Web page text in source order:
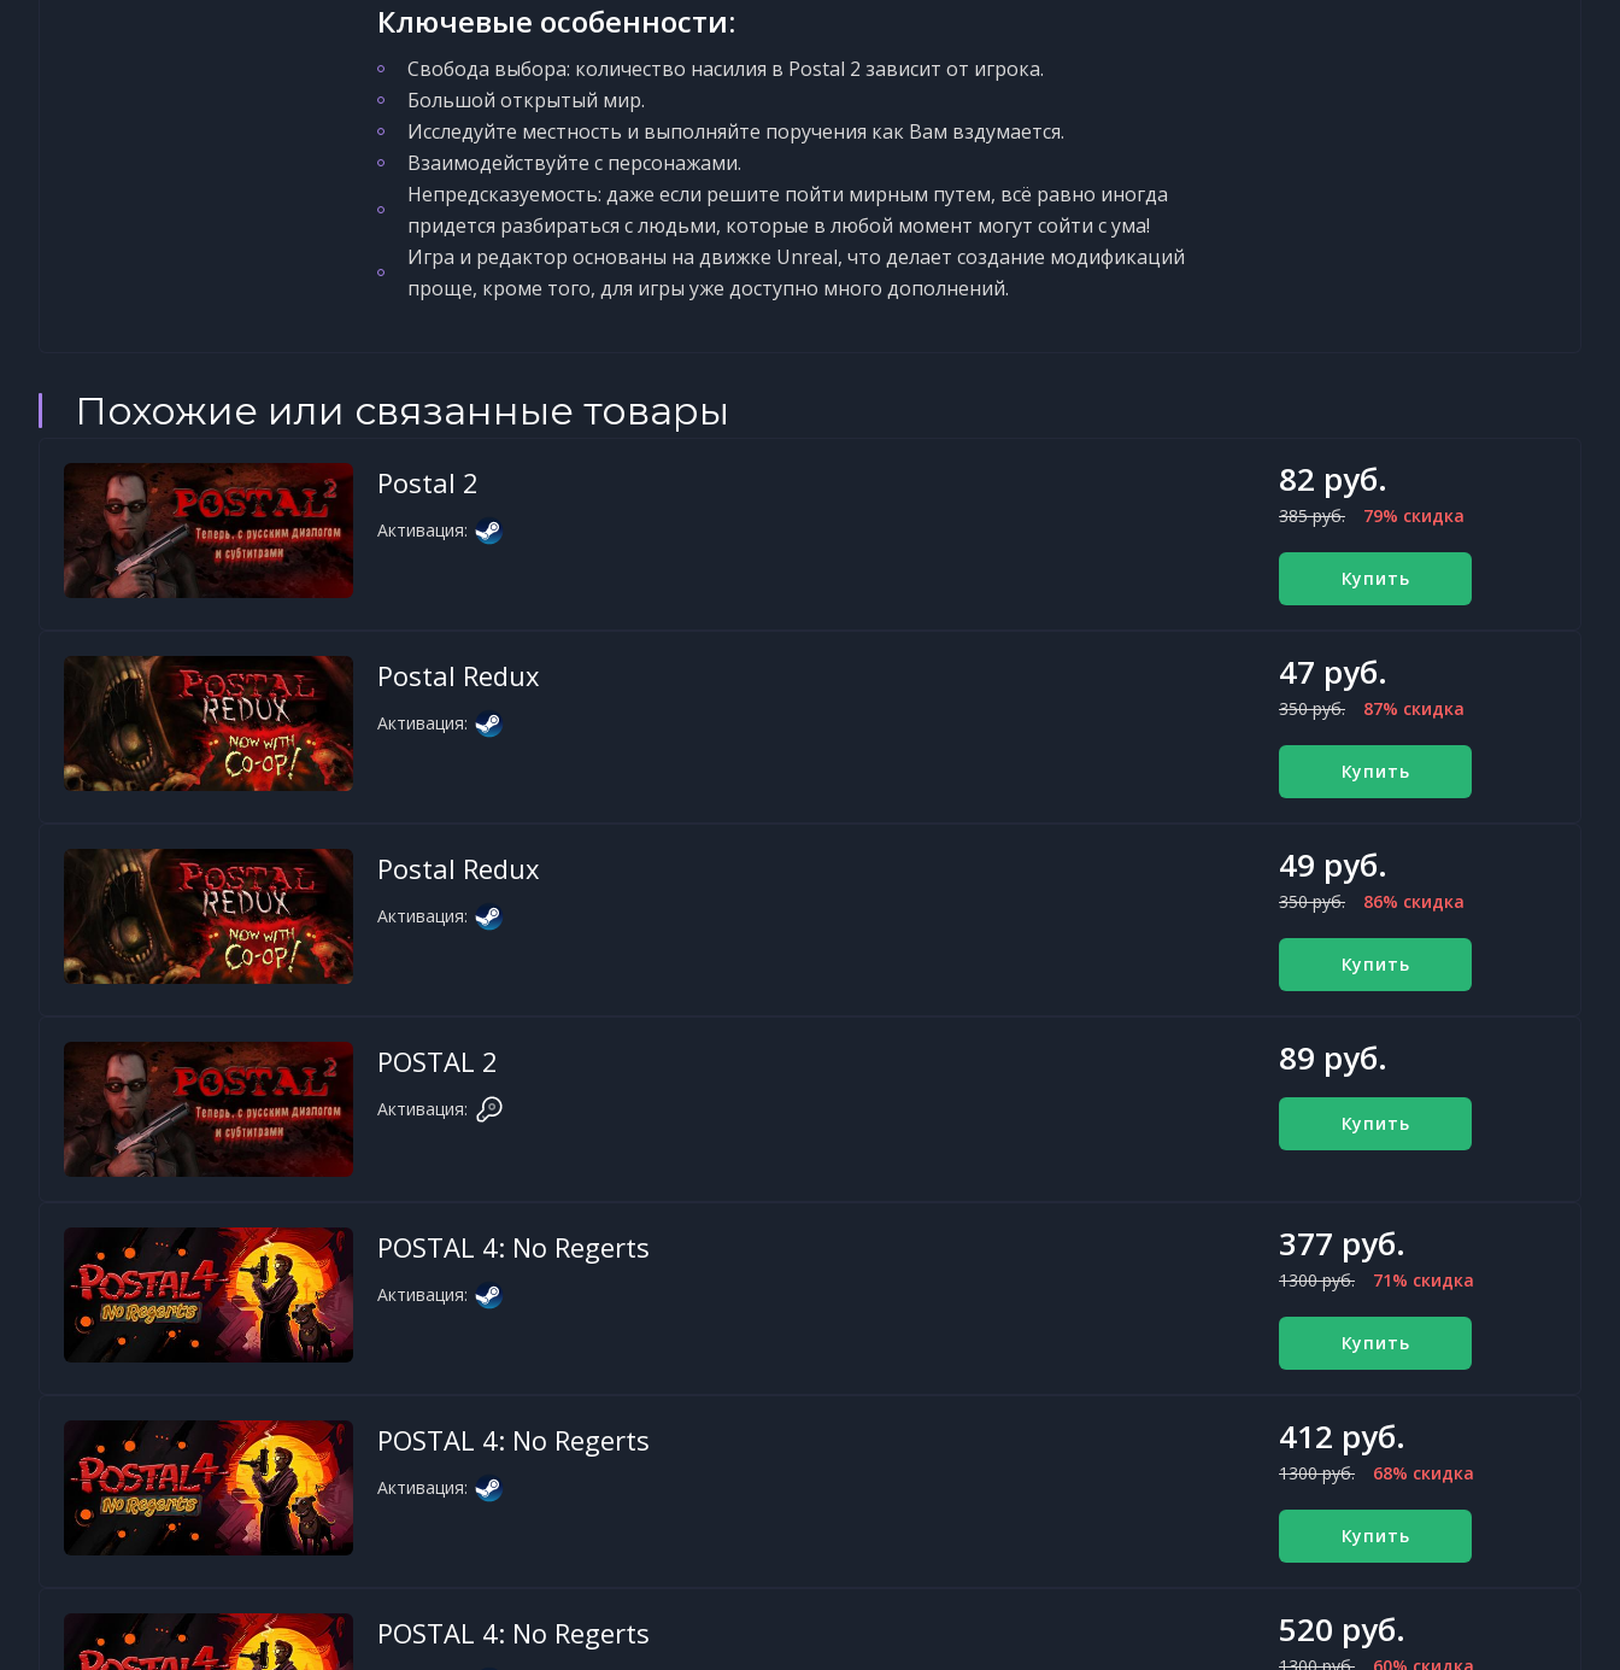
Ключевые особенности:
Свобода выбора: количество насилия в Postal 2 зависит от игрока.
Большой открытый мир.
Исследуйте местность и выполняйте поручения как Вам вздумается.
Взаимодействуйте с персонажами.
Непредсказуемость: даже если решите пойти мирным путем, всё равно иногда
придется разбираться с людьми, которые в любой момент могут сойти с ума!
Игра и редактор основаны на движке Unreal, что делает создание модификаций
проще, кроме того, для игры уже доступно много дополнений.
Похожие или связанные товары
Postal 2
Активация:
82 руб.
385 руб. 79% скидка
Купить
Postal Redux
Активация:
47 руб.
350 руб. 87% скидка
Купить
Postal Redux
Активация:
49 руб.
350 руб. 86% скидка
Купить
POSTAL 2
Активация:
89 руб.
Купить
POSTAL 4: No Regerts
Активация:
377 руб.
1300 руб. 71% скидка
Купить
POSTAL 4: No Regerts
Активация:
412 руб.
1300 руб. 68% скидка
Купить
POSTAL 4: No Regerts 520 руб.